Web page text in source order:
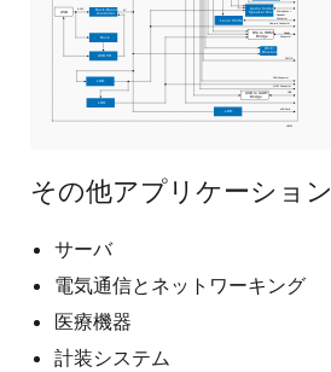
その他アプリケーション
サーバ
電気通信とネットワーキング
医療機器
計装システム